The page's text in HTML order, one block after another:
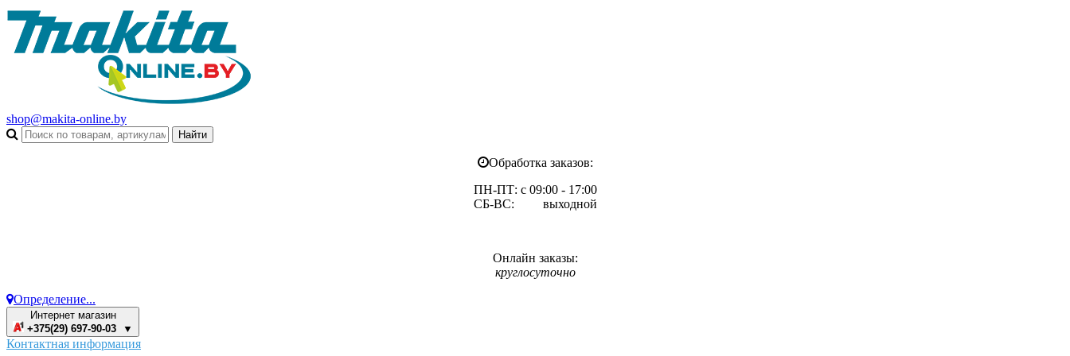
shop@makita-online.by
Обработка заказов:
ПН-ПТ: с 09:00 - 17:00
СБ-ВС: выходной
Онлайн заказы:
круглосуточно
Определение...
Интернет магазин
+375(29) 697-90-03 ▼
Контактная информация